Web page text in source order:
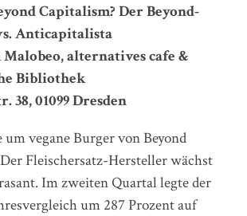
Capitalism? Der Beyond-
Anticapitalista
Malobeo, alternatives cafe &
Bibliothek
38, 01099 Dresden
um vegane Burger von Beyond
Fleischersatz-Hersteller wächst
Im zweiten Quartal legte der
um 287 Prozent auf